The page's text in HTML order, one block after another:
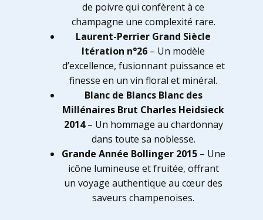
de poivre qui confèrent à ce
champagne une complexité rare.
Laurent-Perrier Grand Siècle
Itération n°26 – Un modèle
d’excellence, fusionnant puissance et
finesse en un vin floral et minéral.
Blanc de Blancs Blanc des
Millénaires Brut Charles Heidsieck
2014– Un hommage au chardonnay
dans toute sa noblesse.
Grande Année Bollinger 2015– Une
icône lumineuse et fruitée, offrant
un voyage authentique au cœur des
saveurs champenoises.